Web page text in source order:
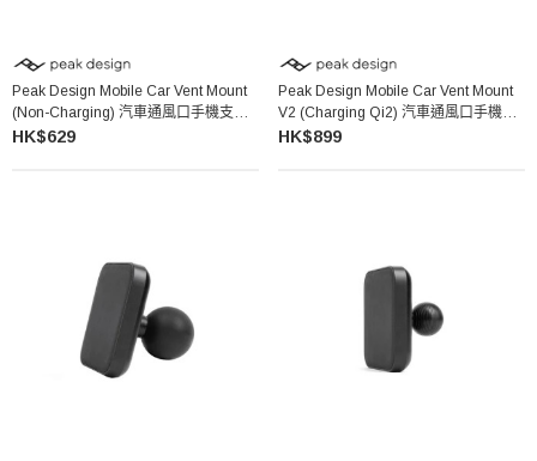
Peak Design Mobile Car Vent Mount
(Non-Charging) 汽車通風口手機支架
(非充電版)
HK$629
Peak Design Mobile Car Vent Mount
V2 (Charging Qi2) 汽車通風口手機支
架 (充電版)
HK$899